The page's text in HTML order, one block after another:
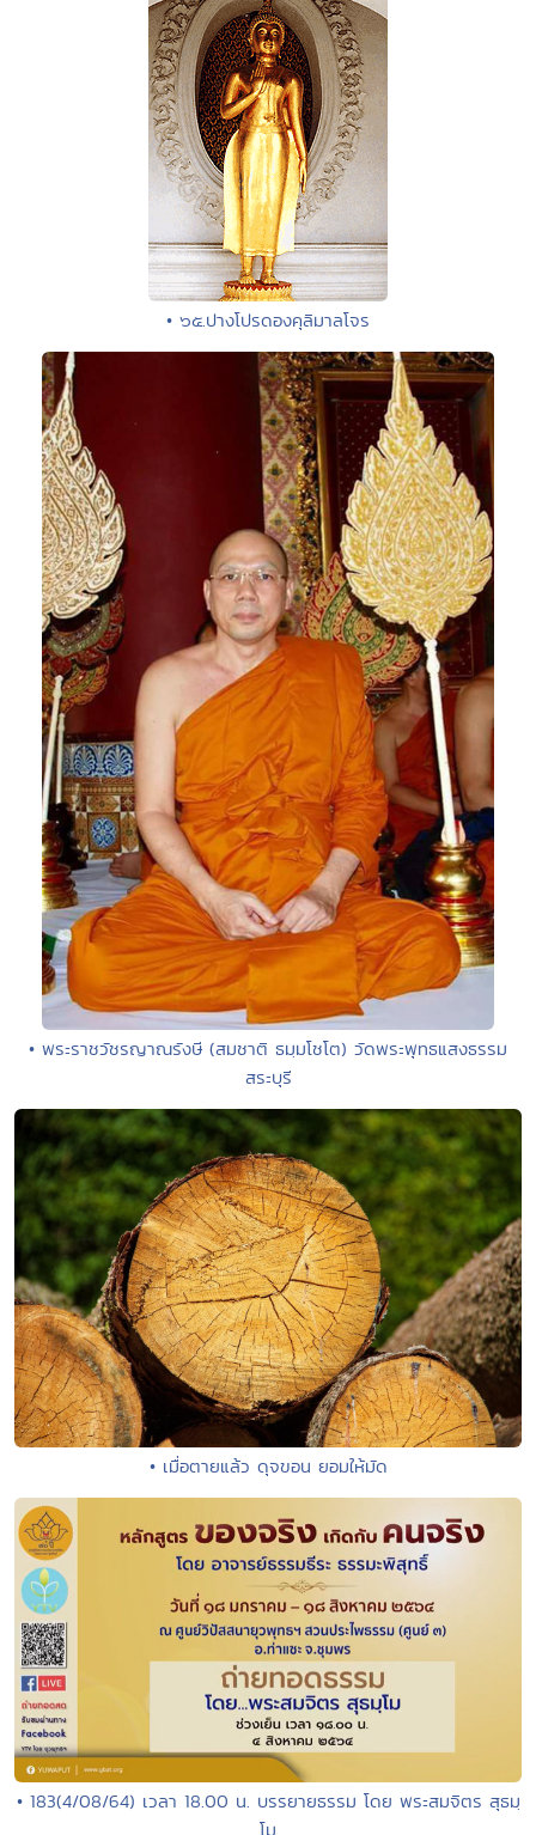
• ๖๕.ปางโปรดองคุลิมาลโจร
• พระราชวัชรญาณรังษี (สมชาติ ธมฺมโชโต) วัดพระพุทธแสงธรรม
สระบุรี
• เมื่อตายแล้ว ดุจขอน ยอมให้มัด
• 183(4/08/64) เวลา 18.00 น. บรรยายธรรม โดย พระสมจิตร สุธมฺ
โม